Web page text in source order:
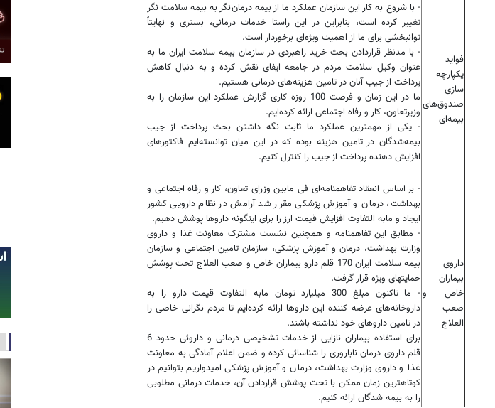
فواید
یکپارچه
سازی
صندوق‌های
بیمه‌ای
- با شروع به کار این سازمان عملکرد ما از بیمه درمان‌نگر به بیمه سلامت نگر
تغییر کرده است، بنابراین در این راستا خدمات درمانی، بستری و نهایتاً
توانبخشی برای ما از اهمیت ویژه‌ای برخوردار است.
- با مدنظر قراردادن بحث خرید راهبردی در سازمان بیمه سلامت ایران ما به
عنوان وکیل سلامت مردم در جامعه ایفای نقش کرده و به دنبال کاهش
پرداخت از جیب آنان در تامین هزینه‌های درمانی هستیم.
ما در این زمان و فرصت 100 روزه کاری گزارش عملکرد این سازمان را به
وزیرتعاون، کار و رفاه اجتماعی ارائه کرده‌ایم.
- یکی از مهمترین عملکرد ما ثابت نگه داشتن بحث پرداخت از جیب
بیمه‌شدگان در تامین هزینه بوده که در این میان توانسته‌ایم فاکتورهای
افزایش دهنده پرداخت از جیب را کنترل کنیم.
داروی
بیماران
خاص و
صعب
العلاج
- بر اساس انعقاد تفاهمنامه‌ای فی مابین وزرای تعاون، کار و رفاه اجتماعی و
بهداشت، درمان و آموزش پزشکی مقرر شد آرامش در نظام دارویی کشور
ایجاد و مابه التفاوت افزایش قیمت ارز را برای اینگونه داروها پوشش دهیم.
- مطابق این تفاهمنامه و همچنین نشست مشترک معاونت غذا و داروی
وزارت بهداشت، درمان و آموزش پزشکی، سازمان تامین اجتماعی و سازمان
بیمه سلامت ایران 170 قلم دارو بیماران خاص و صعب العلاج تحت پوشش
حمایتهای ویژه قرار گرفت.
- ما تاکنون مبلغ 300 میلیارد تومان مابه التفاوت قیمت دارو را به
داروخانه‌های عرضه کننده این داروها ارائه کرده‌ایم تا مردم نگرانی خاصی را
در تامین داروهای خود نداشته باشند.
برای استفاده بیماران نازایی از خدمات تشخیصی درمانی و داروئی حدود 6
قلم داروی درمان ناباروری را شناسائی کرده و ضمن اعلام آمادگی به معاونت
غذا و داروی وزارت بهداشت، درمان و آموزش پزشکی امیدواریم بتوانیم در
کوتاهترین زمان ممکن با تحت پوشش قراردادن آن، خدمات درمانی مطلوبی
را به بیمه شدگان ارائه کنیم.